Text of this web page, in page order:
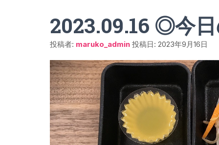
2023.09.16 ◎今
投稿者: maruko_admin 投稿日: 2023年9月16日